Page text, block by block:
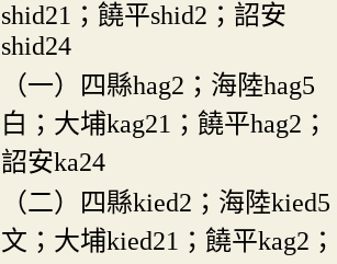
shid21；饒平shid2；詔安
shid24
（一）四縣hag2；海陸hag5
白；大埔kag21；饒平hag2；
詔安ka24
（二）四縣kied2；海陸kied5
文；大埔kied21；饒平kag2；